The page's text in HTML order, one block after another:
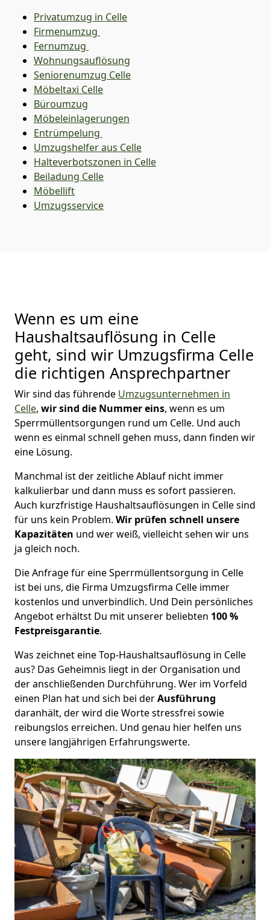
Privatumzug in Celle
Firmenumzug
Fernumzug
Wohnungsauflösung
Seniorenumzug Celle
Möbeltaxi Celle
Büroumzug
Möbeleinlagerungen
Entrümpelung
Umzugshelfer aus Celle
Halteverbotszonen in Celle
Beiladung Celle
Möbellift
Umzugsservice
Wenn es um eine
Haushaltsauflösung in Celle
geht, sind wir Umzugsfirma Celle
die richtigen Ansprechpartner
Wir sind das führende Umzugsunternehmen in
Celle, wir sind die Nummer eins, wenn es um
Sperrmüllentsorgungen rund um Celle. Und auch
wenn es einmal schnell gehen muss, dann finden wir
eine Lösung.
Manchmal ist der zeitliche Ablauf nicht immer
kalkulierbar und dann muss es sofort passieren.
Auch kurzfristige Haushaltsauflösungen in Celle sind
für uns kein Problem. Wir prüfen schnell unsere
Kapazitäten und wer weiß, vielleicht sehen wir uns
ja gleich noch.
Die Anfrage für eine Sperrmüllentsorgung in Celle
ist bei uns, die Firma Umzugsfirma Celle immer
kostenlos und unverbindlich. Und Dein persönliches
Angebot erhältst Du mit unserer beliebten 100 %
Festpreisgarantie.
Was zeichnet eine Top-Haushaltsauflösung in Celle
aus? Das Geheimnis liegt in der Organisation und
der anschließenden Durchführung. Wer im Vorfeld
einen Plan hat und sich bei derAusführung
daranhält, der wird die Worte stressfrei sowie
reibungslos erreichen. Und genau hier helfen uns
unsere langjährigen Erfahrungswerte.